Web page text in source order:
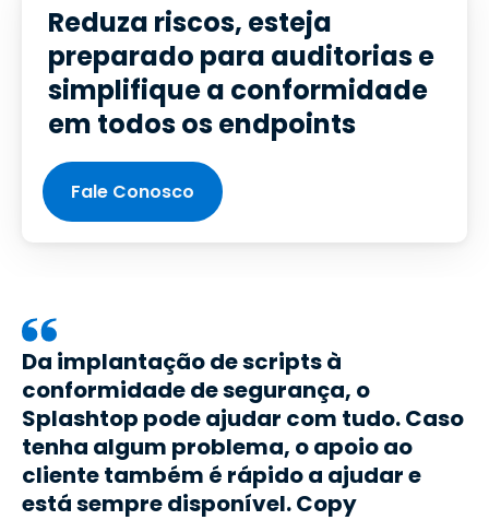
Reduza riscos, esteja
preparado para auditorias e
simplifique a conformidade
em todos os endpoints
Fale Conosco
Da implantação de scripts à
conformidade de segurança, o
Splashtop pode ajudar com tudo. Caso
tenha algum problema, o apoio ao
cliente também é rápido a ajudar e
está sempre disponível. Copy